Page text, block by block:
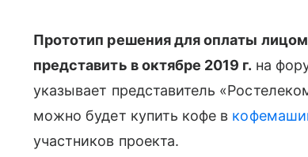
Прототип решения для оплаты
представить в октябре 2019 г. на
указывает представитель
можно будет купить кофе в
участников проекта.